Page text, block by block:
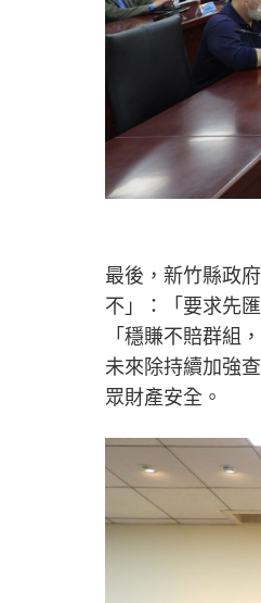
最後，新竹縣政
不」：「要求先
「穩賺不賠群組
未來除持續加強
眾財產安全。